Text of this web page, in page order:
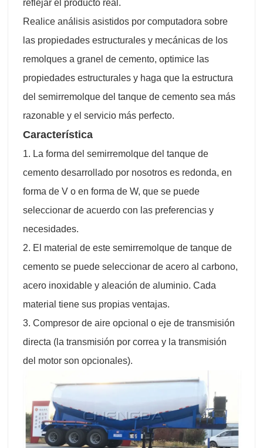
reflejar el producto real.
Realice análisis asistidos por computadora sobre
las propiedades estructurales y mecánicas de los
remolques a granel de cemento, optimice las
propiedades estructurales y haga que la estructura
del semirremolque del tanque de cemento sea más
razonable y el servicio más perfecto.
Característica
1. La forma del semirremolque del tanque de
cemento desarrollado por nosotros es redonda, en
forma de V o en forma de W, que se puede
seleccionar de acuerdo con las preferencias y
necesidades.
2. El material de este semirremolque de tanque de
cemento se puede seleccionar de acero al carbono,
acero inoxidable y aleación de aluminio. Cada
material tiene sus propias ventajas.
3. Compresor de aire opcional o eje de transmisión
directa (la transmisión por correa y la transmisión
del motor son opcionales).